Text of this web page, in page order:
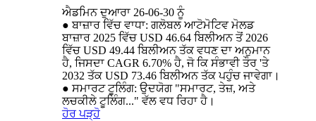
ਐਡਮਿਨ ਦੁਆਰਾ 26-06-30 ਨੂੰ
● ਬਾਜ਼ਾਰ ਵਿੱਚ ਵਾਧਾ: ਗਲੋਬਲ ਆਟੋਮੋਟਿਵ ਮੋਲਡ
ਬਾਜ਼ਾਰ 2025 ਵਿੱਚ USD 46.64 ਬਿਲੀਅਨ ਤੋਂ 2026
ਵਿੱਚ USD 49.44 ਬਿਲੀਅਨ ਤੱਕ ਵਧਣ ਦਾ ਅਨੁਮਾਨ
ਹੈ, ਜਿਸਦਾ CAGR 6.70% ਹੈ, ਜੋ ਕਿ ਸੰਭਾਵੀ ਤੌਰ 'ਤੇ
2032 ਤੱਕ USD 73.46 ਬਿਲੀਅਨ ਤੱਕ ਪਹੁੰਚ ਜਾਵੇਗਾ।
● ਸਮਾਰਟ ਟੂਲਿੰਗ: ਉਦਯੋਗ "ਸਮਾਰਟ, ਤੇਜ਼, ਅਤੇ
ਲਚਕੀਲੇ ਟੂਲਿੰਗ..." ਵੱਲ ਵਧ ਰਿਹਾ ਹੈ।
ਹੋਰ ਪੜ੍ਹੋ